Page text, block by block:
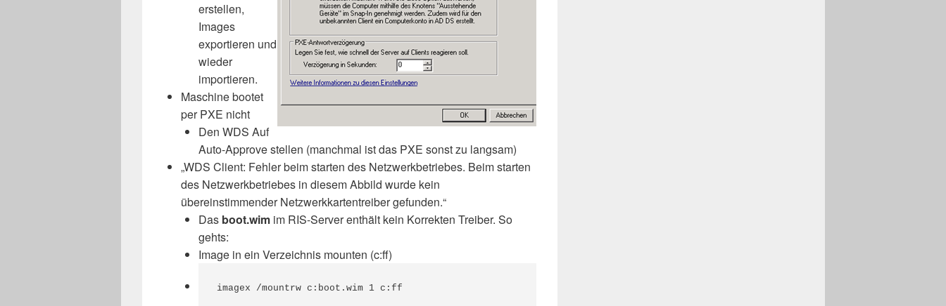
erstellen,
Images
exportieren und
wieder
importieren.
Maschine bootet
per PXE nicht
Den WDS Auf
Auto-Approve stellen (manchmal ist das PXE sonst zu langsam)
„WDS Client: Fehler beim starten des Netzwerkbetriebes. Beim starten
des Netzwerkbetriebes in diesem Abbild wurde kein
übereinstimmender Netzwerkkartentreiber gefunden.“
Das boot.wim im RIS-Server enthält kein Korrekten Treiber. So
gehts:
Image in ein Verzeichnis mounten (c:ff)
imagex /mountrw c:boot.wim 1 c:ff